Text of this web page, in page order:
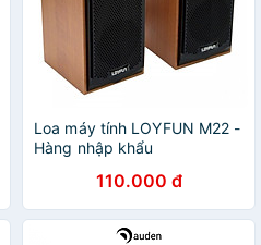
Loa máy tính LOYFUN M22 -
Hàng nhập khẩu
110.000 đ